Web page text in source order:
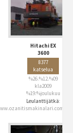
Hitachi EX
3600
8377
katselua
%26.%12.%09
kla2009
%19:%joulukuu
Leulanttijätkä: